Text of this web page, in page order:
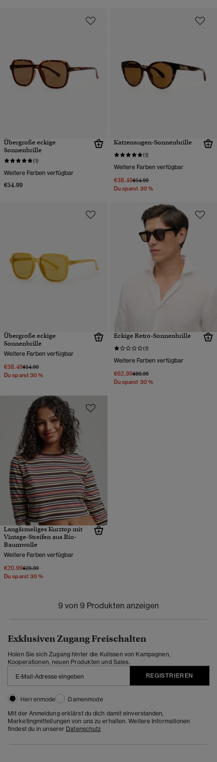
Übergroße eckige
Sonnenbrille
(1)
Weitere Farben verfügbar
€54.99
Katzenaugen-Sonnenbrille
(1)
Weitere Farben verfügbar
€38.49Preis wurde reduziert von
€54.99bis
Du sparst 30 %
Übergroße eckige
Sonnenbrille
Weitere Farben verfügbar
€38.49Preis wurde reduziert von
€54.99bis
Du sparst 30 %
Eckige Retro-Sonnenbrille
(1)
Weitere Farben verfügbar
€62.99Preis wurde reduziert von
€89.99bis
Du sparst 30 %
Langärmeliges Kurztop mit
Vintage-Streifen aus Bio-
Baumwolle
Weitere Farben verfügbar
€20.99Preis wurde reduziert von
€29.99bis
Du sparst 30 %
9 von 9 Produkten anzeigen
Exklusiven Zugang Freischalten
Holen Sie sich Zugang hinter die Kulissen von Kampagnen,
Kooperationen, neuen Produkten und Sales.
REGISTRIEREN
Herrenmode
Damenmode
Mit der Anmeldung erklärst du dich damit einverstanden,
Marketingmitteilungen von uns zu erhalten. Weitere Informationen
findest du in unserer Datenschutz